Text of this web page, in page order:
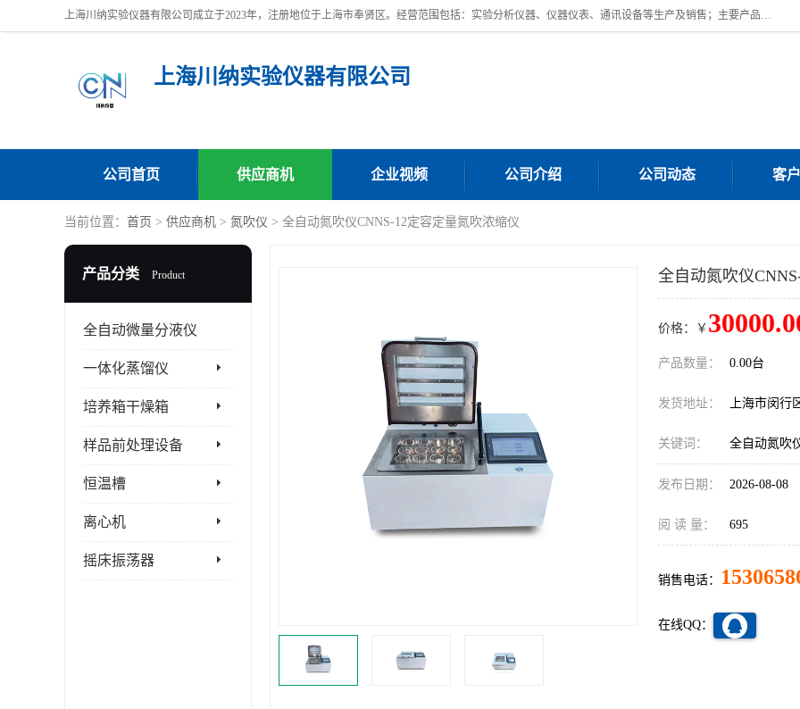
上海川纳实验仪器有限公司成立于2023年，注册地位于上海市奉贤区。经营范围包括：实验分析仪器、仪器仪表、通讯设备等生产及销售；主要产品有：全自动微量分液仪，一体化蒸馏仪，氟化物蒸馏仪，培养箱干燥箱，人工气候箱，生化培养箱，二氧化碳培养箱，厌氧培养箱，三气培养箱，光照培养箱等。
上海川纳实验仪器有限公司
公司首页 供应商机 企业视频 公司介绍 公司动态 客
当前位置： 首页 > 供应商机 > 氮吹仪 > 全自动氮吹仪CNNS-12定容定量氮吹浓缩仪
产品分类 Product
全自动微量分液仪
一体化蒸馏仪
培养箱干燥箱
样品前处理设备
恒温槽
离心机
摇床振荡器
全自动氮吹仪
价格：￥
产品数量： 0.00台
发货地址： 上海市闵
关键词： 全自动氮吹
发布日期： 2026-08-08
阅 读 量： 695
销售电话：
在线QQ：